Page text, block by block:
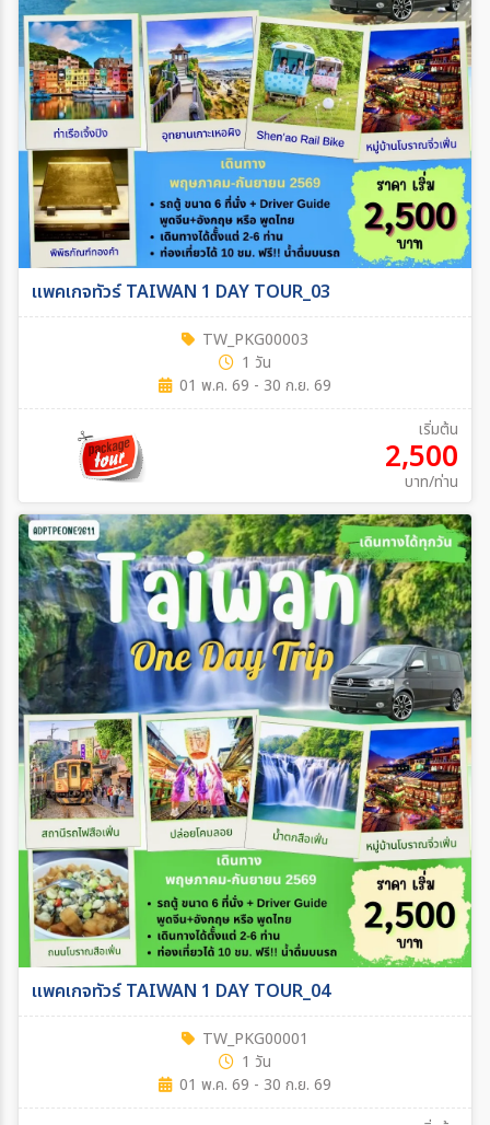
แพคเกจทัวร์ TAIWAN 1 DAY TOUR_03
TW_PKG00003
1 วัน
01 พ.ค. 69 - 30 ก.ย. 69
เริ่มต้น
2,500
บาท/ท่าน
แพคเกจทัวร์ TAIWAN 1 DAY TOUR_04
TW_PKG00001
1 วัน
01 พ.ค. 69 - 30 ก.ย. 69